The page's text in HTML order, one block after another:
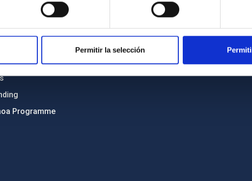
Permitir la selección
and anti-fraud policy
and diversity
Programme
Legal notice
Cookies policy
Accessibility